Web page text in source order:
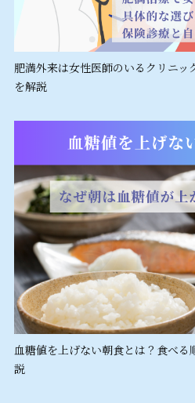
肥満外来は女性医師のいるクリニッ
を解説
血糖値を上げない朝食とは？食べ
説